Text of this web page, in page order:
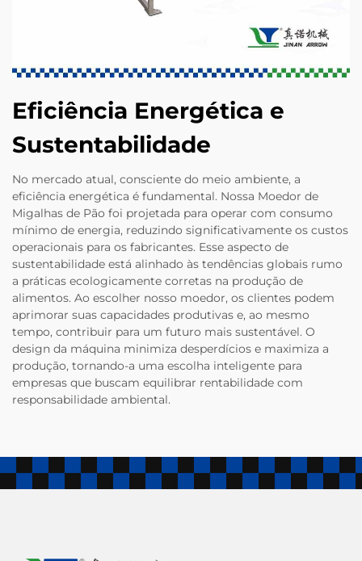
Eficiência Energética e
Sustentabilidade
No mercado atual, consciente do meio ambiente, a
eficiência energética é fundamental. Nossa Moedor de
Migalhas de Pão foi projetada para operar com consumo
mínimo de energia, reduzindo significativamente os custos
operacionais para os fabricantes. Esse aspecto de
sustentabilidade está alinhado às tendências globais rumo
a práticas ecologicamente corretas na produção de
alimentos. Ao escolher nosso moedor, os clientes podem
aprimorar suas capacidades produtivas e, ao mesmo
tempo, contribuir para um futuro mais sustentável. O
design da máquina minimiza desperdícios e maximiza a
produção, tornando-a uma escolha inteligente para
empresas que buscam equilibrar rentabilidade com
responsabilidade ambiental.